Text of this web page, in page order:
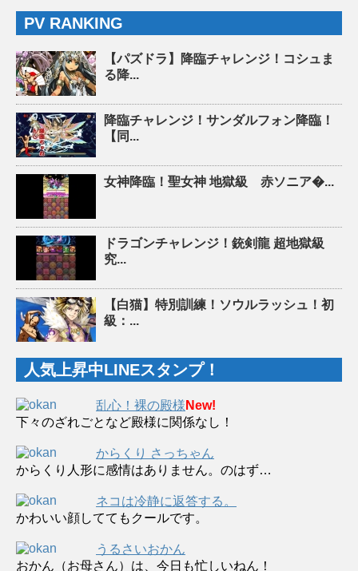
PV RANKING
【パズドラ】降臨チャレンジ！コシュま
る降...
降臨チャレンジ！サンダルフォン降臨！
【同...
女神降臨！聖女神 地獄級 赤ソニア�...
ドラゴンチャレンジ！銃剣龍 超地獄級
究...
【白猫】特別訓練！ソウルラッシュ！初
級：...
人気上昇中LINEスタンプ！
乱心！裸の殿様 New!
下々のざれごとなど殿様に関係なし！
からくり さっちゃん
からくり人形に感情はありません。のはず…
ネコは冷静に返答する。
かわいい顔しててもクールです。
うるさいおかん
おかん（お母さん）は、今日も忙しいねん！